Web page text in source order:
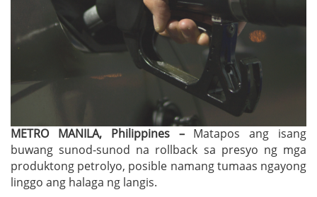
METRO MANILA, Philippines –Matapos ang isang
buwang sunod-sunod na rollback sa presyo ng mga
produktong petrolyo, posible namang tumaas ngayong
linggo ang halaga ng langis.